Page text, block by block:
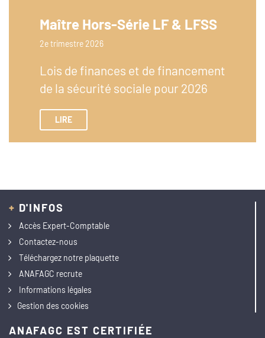
Maître Hors-Série LF & LFSS
2e trimestre 2026
Lois de finances et de financement
de la sécurité sociale pour 2026
LIRE
+ D'INFOS
Accès Expert-Comptable
Contactez-nous
Téléchargez notre plaquette
ANAFAGC recrute
Informations légales
Gestion des cookies
ANAFAGC EST CERTIFIÉE